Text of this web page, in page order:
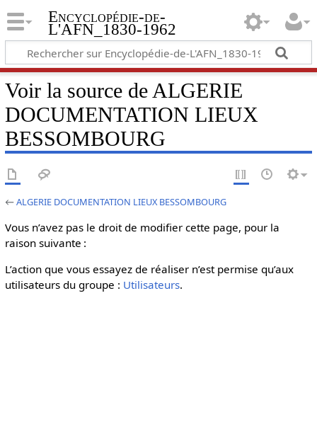
Encyclopédie-de-
L'AFN_1830-1962
Voir la source de ALGERIE
DOCUMENTATION LIEUX
BESSOMBOURG
←ALGERIE DOCUMENTATION LIEUX BESSOMBOURG
Vous n’avez pas le droit de modifier cette page, pour la
raison suivante :
L’action que vous essayez de réaliser n’est permise qu’aux
utilisateurs du groupe : Utilisateurs.